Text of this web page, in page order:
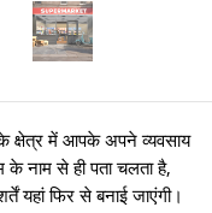
क्षेत्र में आपके अपने व्यवसाय
नाम से ही पता चलता है,
फिर से बनाई जाएंगी।